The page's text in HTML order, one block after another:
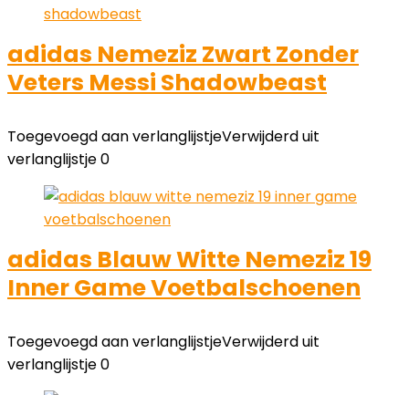
adidas Nemeziz Zwart Zonder
Veters Messi Shadowbeast
Toegevoegd aan verlanglijstjeVerwijderd uit
verlanglijstje0
adidas Blauw Witte Nemeziz 19
Inner Game Voetbalschoenen
Toegevoegd aan verlanglijstjeVerwijderd uit
verlanglijstje0